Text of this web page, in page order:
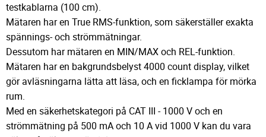
testkablarna (100 cm).
Mätaren har en True RMS-funktion, som säkerställer exakta
spännings- och strömmätningar.
Dessutom har mätaren en MIN/MAX och REL-funktion.
Mätaren har en bakgrundsbelyst 4000 count display, vilket
gör avläsningarna lätta att läsa, och en ficklampa för mörka
rum.
Med en säkerhetskategori på CAT III - 1000 V och en
strömmätning på 500 mA och 10 A vid 1000 V kan du vara